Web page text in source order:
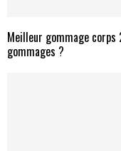
Meilleur gommage
gommages ?